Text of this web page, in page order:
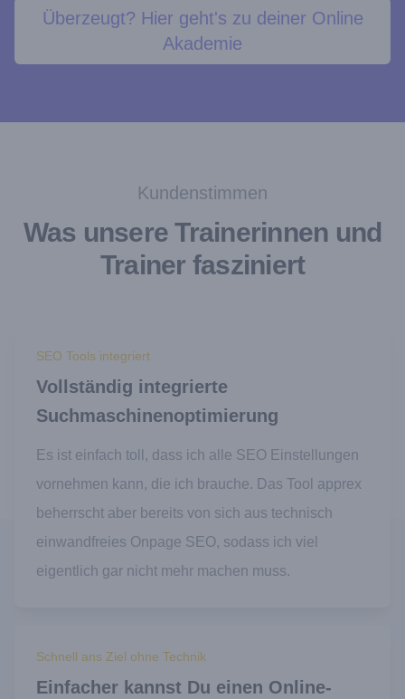
Überzeugt? Hier geht's zu deiner Online
Akademie
Kundenstimmen
Was unsere Trainerinnen und
Trainer fasziniert
SEO Tools integriert
Vollständig integrierte
Suchmaschinenoptimierung
Es ist einfach toll, dass ich alle SEO Einstellungen
vornehmen kann, die ich brauche. Das Tool apprex
beherrscht aber bereits von sich aus technisch
einwandfreies Onpage SEO, sodass ich viel
eigentlich gar nicht mehr machen muss.
Schnell ans Ziel ohne Technik
Einfacher kannst Du einen Online-